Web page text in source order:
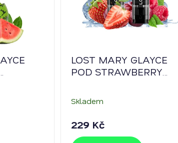
LOST MARY GLAYCE
POD STRAWBERRY
ICE
Skladem
229 Kč